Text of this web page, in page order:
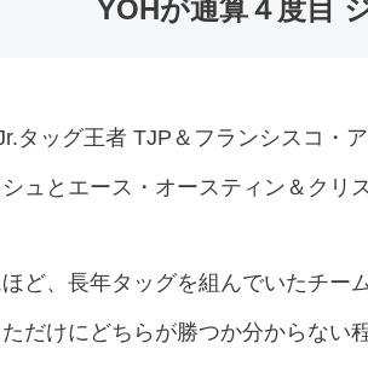
YOHが通算４度目
タッグ王者 TJP＆フランシスコ・
ュとエース・オースティン＆クリ
ど、長年タッグを組んでいたチー
だけにどちらが勝つか分からない